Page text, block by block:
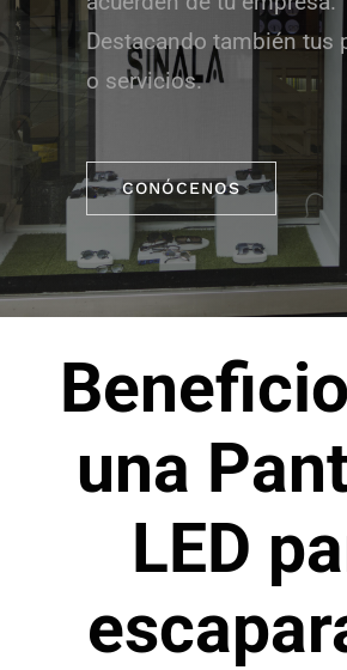
Destacando también tus
o servicios.
CONÓCENOS
una
LED